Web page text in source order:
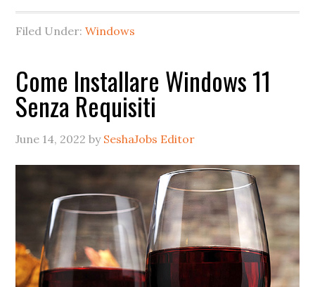
Filed Under:Windows
Come Installare Windows 11
Senza Requisiti
June 14, 2022 by SeshaJobs Editor